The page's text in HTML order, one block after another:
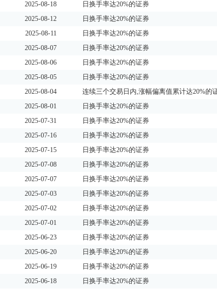
2025-08-18
日换手率达20%的证券
2025-08-12
日换手率达20%的证券
2025-08-11
日换手率达20%的证券
2025-08-07
日换手率达20%的证券
2025-08-06
日换手率达20%的证券
2025-08-05
日换手率达20%的证券
2025-08-04
连续三个交易日内,涨幅偏离值累计达20%的
2025-08-01
日换手率达20%的证券
2025-07-31
日换手率达20%的证券
2025-07-16
日换手率达20%的证券
2025-07-15
日换手率达20%的证券
2025-07-08
日换手率达20%的证券
2025-07-07
日换手率达20%的证券
2025-07-03
日换手率达20%的证券
2025-07-02
日换手率达20%的证券
2025-07-01
日换手率达20%的证券
2025-06-23
日换手率达20%的证券
2025-06-20
日换手率达20%的证券
2025-06-19
日换手率达20%的证券
2025-06-18
日换手率达20%的证券